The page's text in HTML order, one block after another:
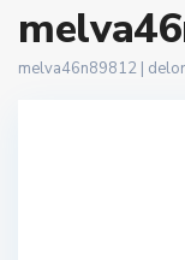
melva46n89812 |